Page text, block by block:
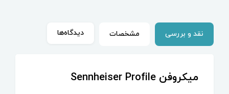
نقد و بررسی مشخصات دیدگاه‌ها
میکروفن Sennheiser Profile